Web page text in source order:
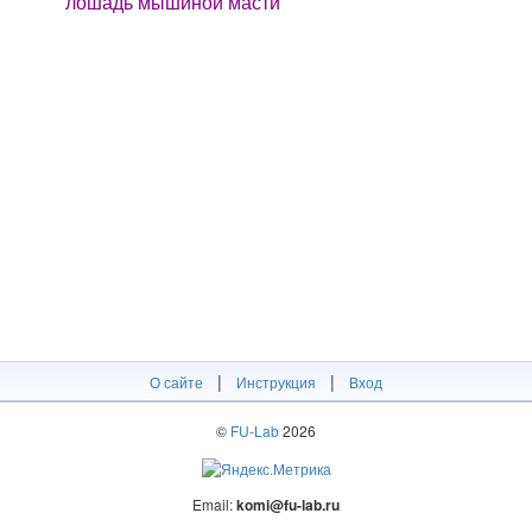
О сайте | Инструкция | Вход
© FU-Lab2026
Email:komi@fu-lab.ru